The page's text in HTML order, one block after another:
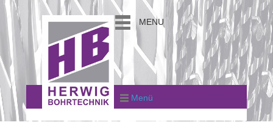
MENU
Menü